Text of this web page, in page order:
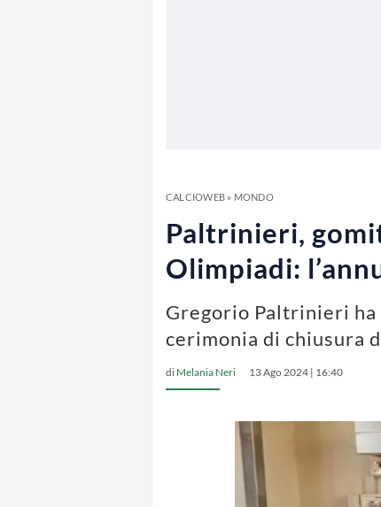
CALCIOWEB» MONDO
Paltrinieri,
Olimpiadi:
Gregorio Paltrinieri
cerimonia di chiusura
di Melania Neri 13 Ago 2024 | 16:40